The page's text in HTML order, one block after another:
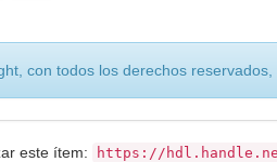
con todos los derechos
este ítem: https://